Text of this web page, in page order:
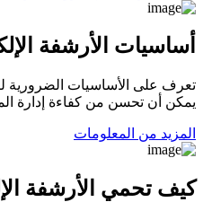
أساسيات الأرشفة
تعرف على الأساسيات الضرورية
يمكن أن تحسن من كفاءة إدارة
المزيد من المعلومات
كيف تحمي الأرشفة